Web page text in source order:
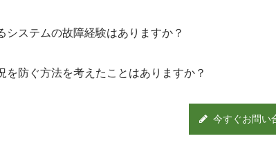
システムの故障経験はありますか？
を防ぐ方法を考えたことはありますか？
今すぐお問い